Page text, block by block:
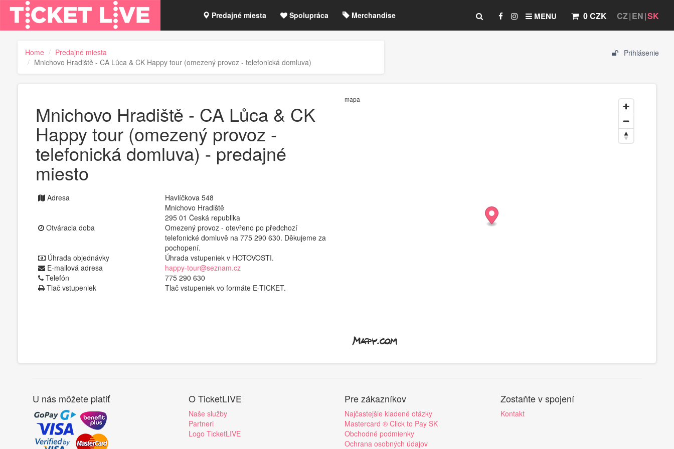
CZ EN SK
0 CZK
MENU
Predajné miesta Spolupráca Merchandise
TicketLIVE účet / Registrácia
Prihlásenie
Home
Predajné miesta
Mnichovo Hradiště - CA Lůca & CK Happy tour (omezený provoz - telefonická domluva)
Mnichovo Hradiště - CA Lůca & CK
Happy tour (omezený provoz -
telefonická domluva) - predajné
miesto
Adresa
Havlíčkova 548
Mnichovo Hradiště
295 01 Česká republika
Otváracia doba
Omezený provoz - otevřeno po předchozí
telefonické domluvě na 775 290 630. Děkujeme za
pochopení.
Úhrada objednávky
Úhrada vstupeniek v HOTOVOSTI.
E-mailová adresa
happy-tour@seznam.cz
Telefón
775 290 630
Tlač vstupeniek
Tlač vstupeniek vo formáte E-TICKET.
mapa
U nás môžete platiť O TicketLIVE
Naše služby
Partneri
Logo TicketLIVE
Pre zákazníkov
Najčastejšie kladené otázky
Mastercard ® Click to Pay SK
Obchodné podmienky
Ochrana osobných údajov
Zostaňte v spojení
Kontakt